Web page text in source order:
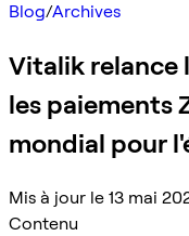
Blog/Archives
Vitalik relance
les paiements
mondial pour
Mis à jour le 13 mai
Contenu